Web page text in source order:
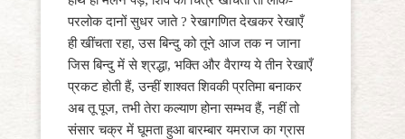
परलोक दानों सुधर जाते ? रेखागणित देखकर रेखाएँ
ही खींचता रहा, उस बिन्दु को तूने आज तक न जाना
जिस बिन्दु में से श्रद्धा, भक्ति और वैराग्य ये तीन रेखाएँ
प्रकट होती हैं, उन्हीं शाश्वत शिवकी प्रतिमा बनाकर
अब तू पूज, तभी तेरा कल्याण होना सम्भव हैं, नहीं तो
संसार चक्र में घूमता हुआ बारम्बार यमराज का ग्रास